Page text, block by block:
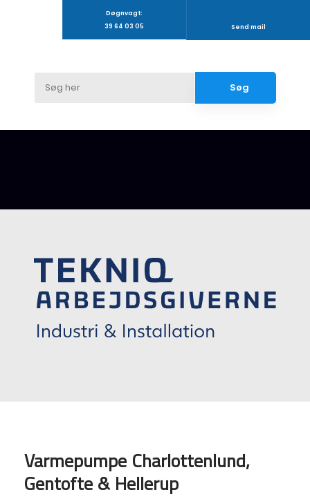
Døgnvagt:
39 64 03 05
Send mail
Varmepumpe Charlottenlund,
Gentofte & Hellerup